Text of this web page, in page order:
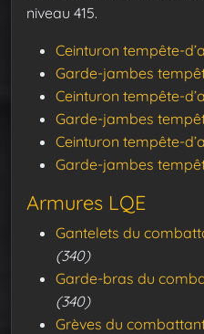
niveau 415.
Ceinturon tempête-
Garde-jambes
Ceinturon tempête-
Garde-jambes
Ceinturon tempête-
Garde-jambes
Armures LQE
Gantelets du
(340)
Garde-bras du
(340)
Grèves du